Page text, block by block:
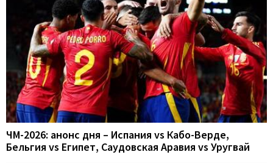
ЧМ-2026: анонс дня – Испания vs Кабо-Верде,
Бельгия vs Египет, Саудовская Аравия vs Уругвай